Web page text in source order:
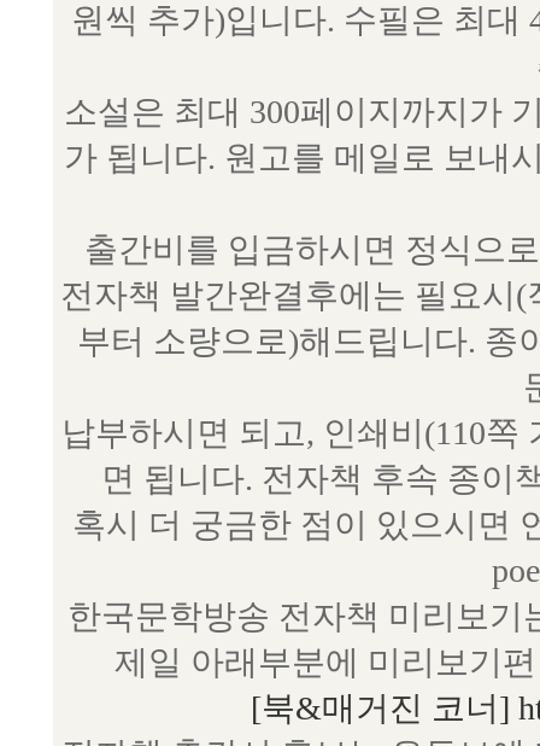
원씩 추가)입니다. 수필은 최대
소설은 최대 300페이지까지가
가 됩니다. 원고를 메일로 보내
출간비를 입금하시면 정식으
전자책 발간완결후에는 필요시
부터 소량으로)해드립니다. 종
납부하시면 되고, 인쇄비(110
면 됩니다. 전자책 후속 종이
혹시 더 궁금한 점이 있으시면
한국문학방송 전자책 미리보
제일 아래부분에 미리보기
[북&매거진 코너]